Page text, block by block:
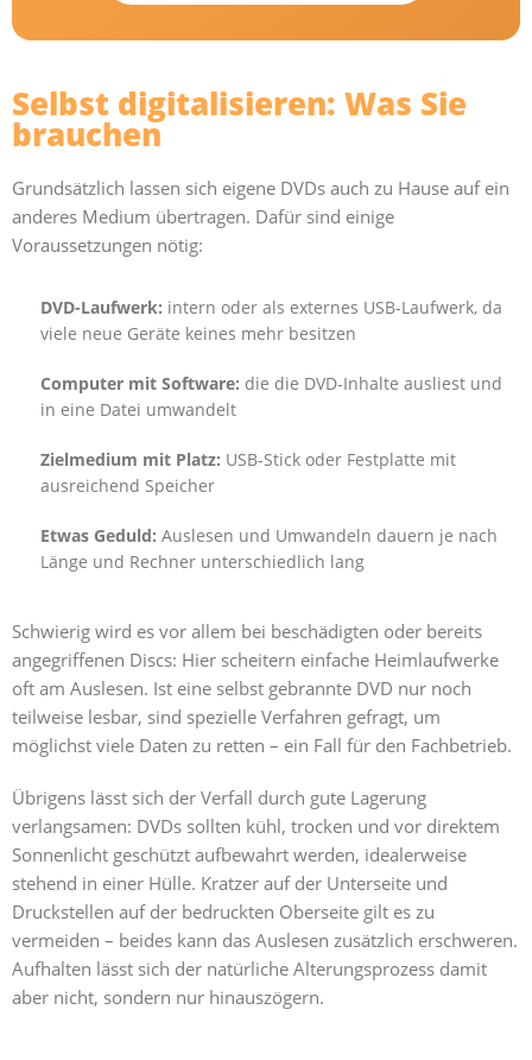
Selbst digitalisieren: Was Sie
brauchen
Grundsätzlich lassen sich eigene DVDs auch zu Hause auf ein
anderes Medium übertragen. Dafür sind einige
Voraussetzungen nötig:
DVD-Laufwerk: intern oder als externes USB-Laufwerk, da
viele neue Geräte keines mehr besitzen
Computer mit Software: die die DVD-Inhalte ausliest und
in eine Datei umwandelt
Zielmedium mit Platz: USB-Stick oder Festplatte mit
ausreichend Speicher
Etwas Geduld: Auslesen und Umwandeln dauern je nach
Länge und Rechner unterschiedlich lang
Schwierig wird es vor allem bei beschädigten oder bereits
angegriffenen Discs: Hier scheitern einfache Heimlaufwerke
oft am Auslesen. Ist eine selbst gebrannte DVD nur noch
teilweise lesbar, sind spezielle Verfahren gefragt, um
möglichst viele Daten zu retten – ein Fall für den Fachbetrieb.
Übrigens lässt sich der Verfall durch gute Lagerung
verlangsamen: DVDs sollten kühl, trocken und vor direktem
Sonnenlicht geschützt aufbewahrt werden, idealerweise
stehend in einer Hülle. Kratzer auf der Unterseite und
Druckstellen auf der bedruckten Oberseite gilt es zu
vermeiden – beides kann das Auslesen zusätzlich erschweren.
Aufhalten lässt sich der natürliche Alterungsprozess damit
aber nicht, sondern nur hinauszögern.